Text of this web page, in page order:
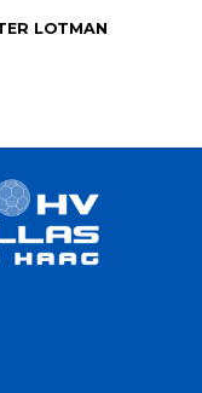
LOTMAN